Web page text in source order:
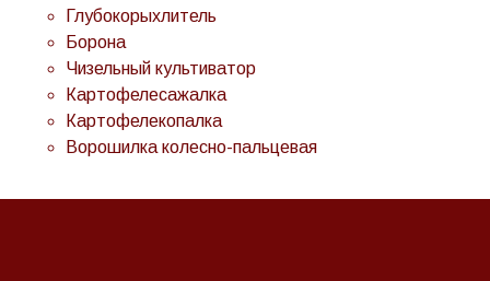
Глубокорыхлитель
Борона
Чизельный культиватор
Картофелесажалка
Картофелекопалка
Ворошилка колесно-пальцевая